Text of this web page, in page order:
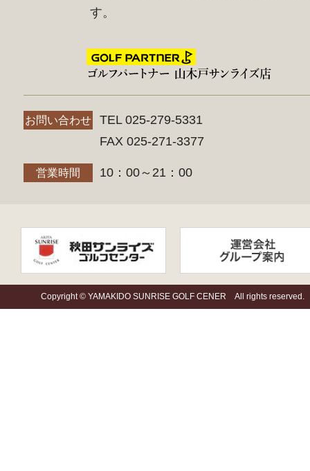
す。
お問い合わせ
TEL 025-279-5331
FAX 025-271-3377
営業時間 10：00～21：00
Copyright © YAMAKIDO SUNRISE GOLF CENER All rights reserved.